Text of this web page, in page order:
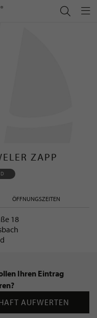
ZAPP
ÖFFNUNGSZEITEN
18
Ihren Eintrag
AUFWERTEN